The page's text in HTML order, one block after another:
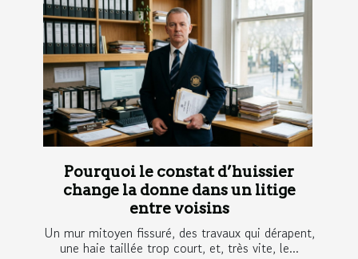
Pourquoi le constat d’huissier
change la donne dans un litige
entre voisins
Un mur mitoyen fissuré, des travaux qui dérapent,
une haie taillée trop court, et, très vite, le...